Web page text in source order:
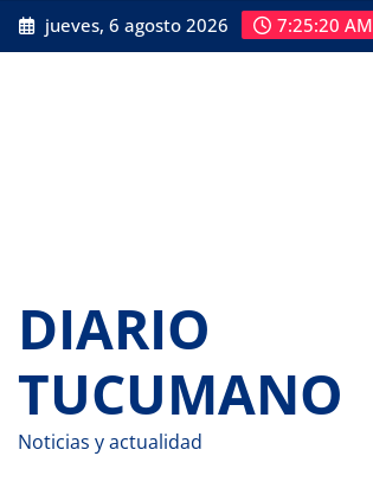
Saltar
al
jueves, 6 agosto 2026 7:25:21 AM
DIARIO
TUCUMANO
Noticias y actualidad